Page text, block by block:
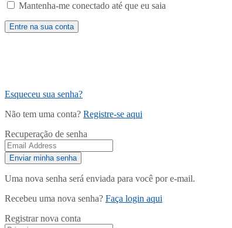
Mantenha-me conectado até que eu saia
Esqueceu sua senha?
Não tem uma conta? Registre-se aqui
Recuperação de senha
Uma nova senha será enviada para você por e-mail.
Recebeu uma nova senha? Faça login aqui
Registrar nova conta